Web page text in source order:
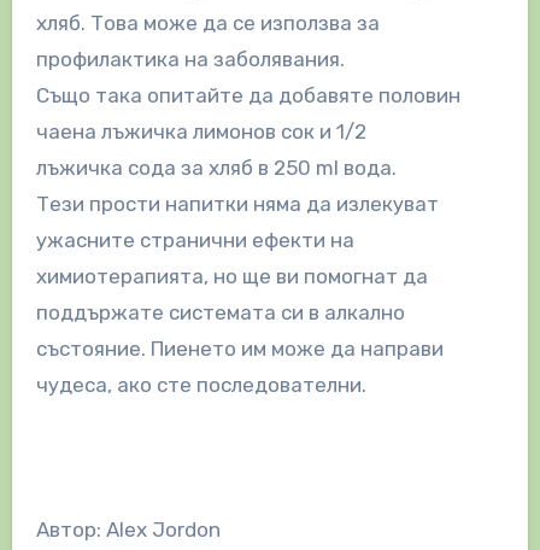
хляб. Това може да се използва за
профилактика на заболявания.
Също така опитайте да добавяте половин
чаена лъжичка лимонов сок и 1/2
лъжичка сода за хляб в 250 ml вода.
Тези прости напитки няма да излекуват
ужасните странични ефекти на
химиотерапията, но ще ви помогнат да
поддържате системата си в алкално
състояние. Пиенето им може да направи
чудеса, ако сте последователни.
Автор: Alex Jordon